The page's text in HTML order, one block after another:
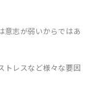
意志が弱いからではあ
トレスなど様々な要因